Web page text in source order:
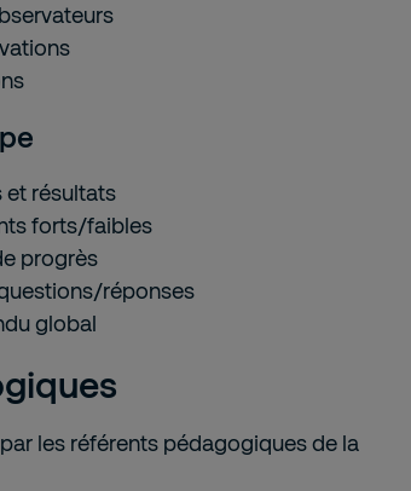
et résultats
forts/faibles
progrès
réponses
global
les référents pédagogiques de la